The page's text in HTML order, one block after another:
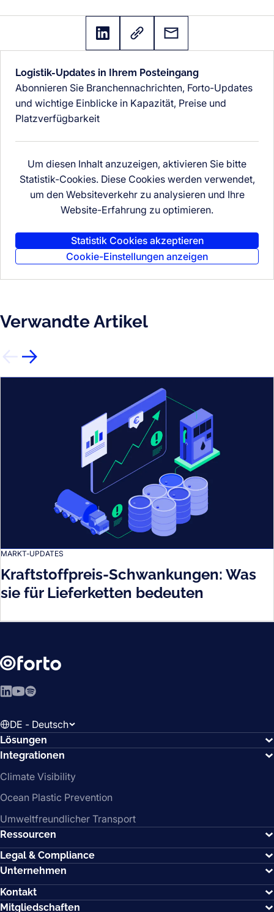
Logistik-Updates in Ihrem Posteingang
Abonnieren Sie Branchennachrichten, Forto-Updates
und wichtige Einblicke in Kapazität, Preise und
Platzverfügbarkeit
Um diesen Inhalt anzuzeigen, aktivieren Sie bitte
Statistik-Cookies. Diese Cookies werden verwendet,
um den Websiteverkehr zu analysieren und Ihre
Website-Erfahrung zu optimieren.
Statistik Cookies akzeptieren
Cookie-Einstellungen anzeigen
Verwandte Artikel
MARKT-UPDATES
Kraftstoffpreis-Schwankungen: Was
sie für Lieferketten bedeuten
LinkedIn
YouTube
Spotify
DE - Deutsch
Lösungen
Integrationen
Climate Visibility
Ocean Plastic Prevention
Umweltfreundlicher Transport
Ressourcen
Legal & Compliance
Unternehmen
Kontakt
Mitgliedschaften